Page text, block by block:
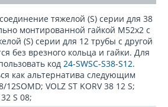
тяжелой (S) серии для 38
монтированной гайкой М52x2 с
(S) серии для 12 трубы с другой
без врезного кольца и гайки. Для
код 24-SWSC-S38-S12.
как альтернатива следующим
12SOMD; VOLZ ST KORV 38 12 S;
S 08;